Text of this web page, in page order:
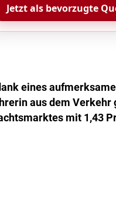
Jetzt als bevorzugte
eines
aus dem Verkehr
mit 1,43